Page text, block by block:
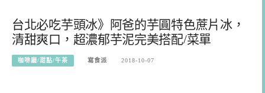
台北必吃芋頭冰》阿爸的芋圓特色蔗片冰，
清甜爽口，超濃郁芋泥完美搭配/菜單
咖啡廳/甜點/午茶 寫食派 2018-10-07